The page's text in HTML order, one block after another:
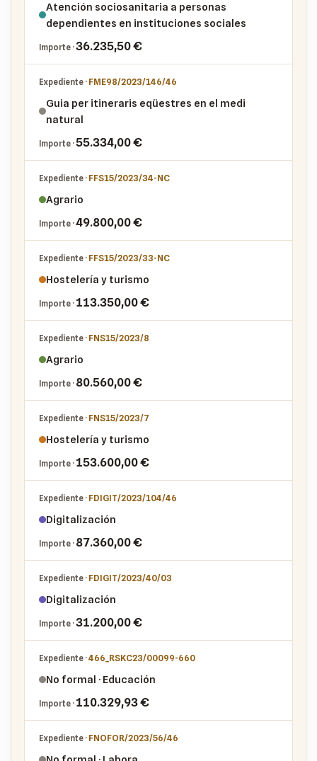
Atención sociosanitaria a personas
dependientes en instituciones sociales
36.235,50 €
FME98/2023/146/46
Guia per itineraris eqüestres en el medi
natural
55.334,00 €
FFS15/2023/34-NC
Agrario
49.800,00 €
FFS15/2023/33-NC
Hostelería y turismo
113.350,00 €
FNS15/2023/8
Agrario
80.560,00 €
FNS15/2023/7
Hostelería y turismo
153.600,00 €
FDIGIT/2023/104/46
Digitalización
87.360,00 €
FDIGIT/2023/40/03
Digitalización
31.200,00 €
466_RSKC23/00099-660
No formal · Educación
110.329,93 €
FNOFOR/2023/56/46